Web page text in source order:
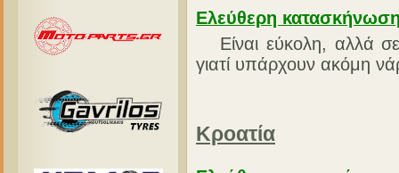
Ελεύθερη
Είναι εύκολη, αλλά
γιατί υπάρχουν ακόμη
Κροατία